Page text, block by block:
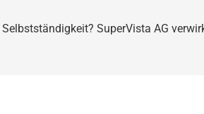
SuperVista AG